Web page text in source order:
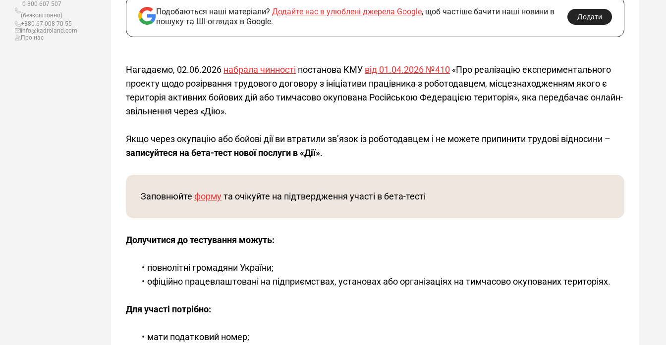
0 800 607 507
(безкоштовно)
+380 67 008 70 55
info@kadroland.com
Про нас
Подобаються наші матеріали? Додайте нас в улюблені джерела Google, щоб частіше бачити наші новини в
пошуку та ШІ-оглядах в Google.
Додати
Нагадаємо, 02.06.2026 набрала чинності постанова КМУ від 01.04.2026 №410 «Про реалізацію експериментального
проекту щодо розірвання трудового договору з ініціативи працівника з роботодавцем, місцезнаходженням якого є
територія активних бойових дій або тимчасово окупована Російською Федерацією територія», яка передбачає онлайн-
звільнення через «Дію».
Якщо через окупацію або бойові дії ви втратили зв’язок із роботодавцем і не можете припинити трудові відносини –
записуйтеся на бета-тест нової послуги в «Дії».
Заповнюйте форму та очікуйте на підтвердження участі в бета-тесті
Долучитися до тестування можуть:
повнолітні громадяни України;
офіційно працевлаштовані на підприємствах, установах або організаціях на тимчасово окупованих територіях.
Для участі потрібно:
мати податковий номер;